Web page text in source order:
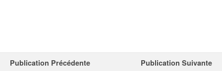
Publication Précédente Publication Suivante